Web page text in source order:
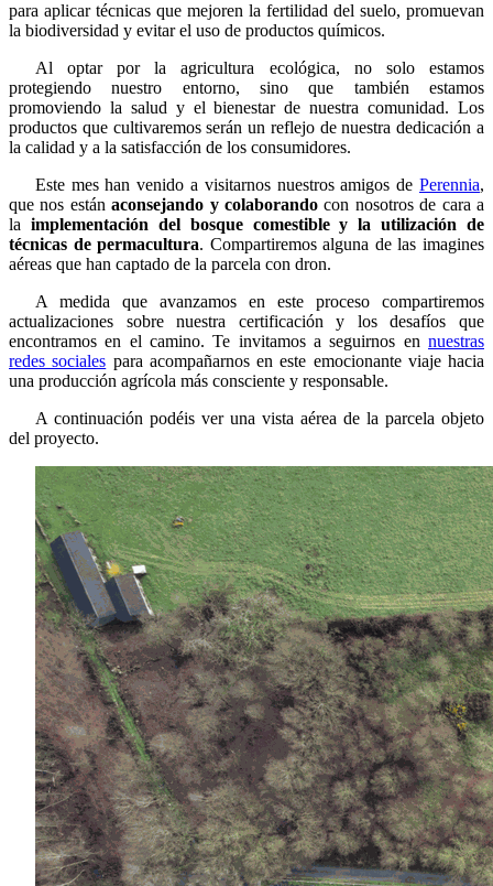
para aplicar técnicas que mejoren la fertilidad del suelo, promuevan
la biodiversidad y evitar el uso de productos químicos.
Al optar por la agricultura ecológica, no solo estamos
protegiendo nuestro entorno, sino que también estamos
promoviendo la salud y el bienestar de nuestra comunidad. Los
productos que cultivaremos serán un reflejo de nuestra dedicación a
la calidad y a la satisfacción de los consumidores.
Este mes han venido a visitarnos nuestros amigos de Perennia,
que nos estánaconsejando y colaborando con nosotros de cara a
la implementación del bosque comestible y la utilización de
técnicas de permacultura. Compartiremos alguna de las imagines
aéreas que han captado de la parcela con dron.
A medida que avanzamos en este proceso compartiremos
actualizaciones sobre nuestra certificación y los desafíos que
encontramos en el camino. Te invitamos a seguirnos en nuestras
redes sociales para acompañarnos en este emocionante viaje hacia
una producción agrícola más consciente y responsable.
A continuación podéis ver una vista aérea de la parcela objeto
del proyecto.